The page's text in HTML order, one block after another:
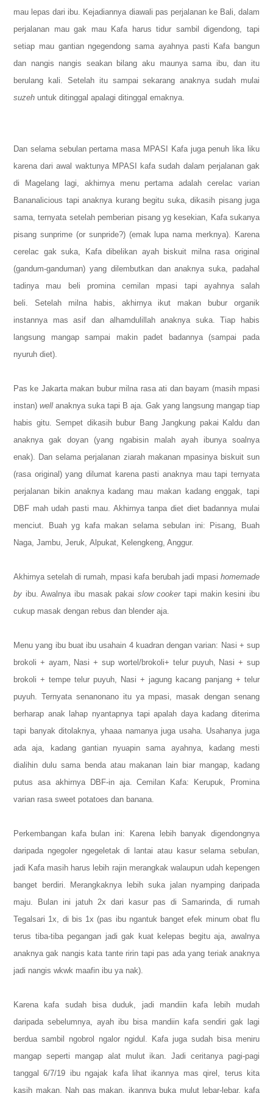
mau lepas dari ibu. Kejadiannya diawali pas perjalanan ke Bali, dalam
perjalanan mau gak mau Kafa harus tidur sambil digendong, tapi
setiap mau gantian ngegendong sama ayahnya pasti Kafa bangun
dan nangis nangis seakan bilang aku maunya sama ibu, dan itu
berulang kali. Setelah itu sampai sekarang anaknya sudah mulai
suzeh untuk ditinggal apalagi ditinggal emaknya.
Dan selama sebulan pertama masa MPASI Kafa juga penuh lika liku
karena dari awal waktunya MPASI kafa sudah dalam perjalanan gak
di Magelang lagi, akhirnya menu pertama adalah cerelac varian
Bananalicious tapi anaknya kurang begitu suka, dikasih pisang juga
sama, ternyata setelah pemberian pisang yg kesekian, Kafa sukanya
pisang sunprime (or sunpride?) (emak lupa nama merknya).
Karena
cerelac gak suka, Kafa dibelikan ayah biskuit milna rasa original
(gandum-ganduman) yang dilembutkan dan anaknya suka, padahal
tadinya mau beli promina cemilan mpasi tapi ayahnya salah
beli. Setelah milna habis, akhirnya ikut makan bubur organik
instannya mas asif dan alhamdulillah anaknya suka. Tiap habis
langsung mangap sampai makin padet badannya (sampai pada
nyuruh diet).
Pas ke Jakarta makan bubur milna rasa ati dan bayam (masih mpasi
instan) well anaknya suka tapi B aja. Gak yang langsung mangap tiap
habis gitu. Sempet dikasih bubur Bang Jangkung pakai Kaldu dan
anaknya gak doyan (yang ngabisin malah ayah ibunya soalnya
enak).
Dan selama perjalanan ziarah makanan mpasinya biskuit sun
(rasa original) yang dilumat karena pasti anaknya mau tapi ternyata
perjalanan bikin anaknya kadang mau makan kadang enggak, tapi
DBF mah udah pasti mau. Akhirnya tanpa diet diet badannya mulai
menciut.
Buah yg kafa makan selama sebulan ini: Pisang,
Buah
Naga, Jambu, Jeruk, Alpukat, Kelengkeng, Anggur.
Akhirnya setelah di rumah, mpasi kafa berubah jadi mpasi homemade
by ibu. Awalnya ibu masak pakai slow cookertapi makin kesini ibu
cukup masak dengan rebus dan blender aja.
Menu yang ibu buat ibu usahain 4 kuadran dengan varian: Nasi + sup
brokoli + ayam,
Nasi + sup wortel/brokoli+ telur puyuh,
Nasi + sup
brokoli + tempe telur puyuh,
Nasi + jagung kacang panjang + telur
puyuh. Ternyata senanonano itu ya mpasi, masak dengan senang
berharap anak lahap nyantapnya tapi apalah daya kadang diterima
tapi banyak ditolaknya, yhaaa namanya juga usaha. Usahanya juga
ada aja, kadang gantian nyuapin sama ayahnya, kadang mesti
dialihin dulu sama benda atau makanan lain biar mangap, kadang
putus asa akhirnya DBF-in aja.Cemilan Kafa: Kerupuk,
Promina
varian rasa sweet potatoes dan banana.
Perkembangan kafa bulan ini:
Karena lebih banyak digendongnya
daripada ngegoler ngegeletak di lantai atau kasur selama sebulan,
jadi Kafa masih harus lebih rajin merangkak walaupun udah kepengen
banget berdiri. Merangkaknya lebih suka jalan nyamping daripada
maju. Bulan ini jatuh 2x dari kasur pas di Samarinda, di rumah
Tegalsari 1x, di bis 1x (pas ibu ngantuk banget efek minum obat flu
terus tiba-tiba pegangan jadi gak kuat kelepas begitu aja, awalnya
anaknya gak nangis kata tante ririn tapi pas ada yang teriak anaknya
jadi nangis wkwk maafin ibu ya nak).
Karena kafa sudah bisa duduk, jadi mandiin kafa lebih mudah
daripada sebelumnya, ayah ibu bisa mandiin kafa sendiri gak lagi
berdua sambil ngobrol ngalor ngidul. Kafa juga sudah bisa meniru
mangap seperti mangap alat mulut ikan.Jadi ceritanya pagi-pagi
tanggal 6/7/19 ibu ngajak kafa lihat ikannya mas qirel, terus kita
kasih makan. Nah pas makan, ikannya buka mulut lebar-lebar, kafa